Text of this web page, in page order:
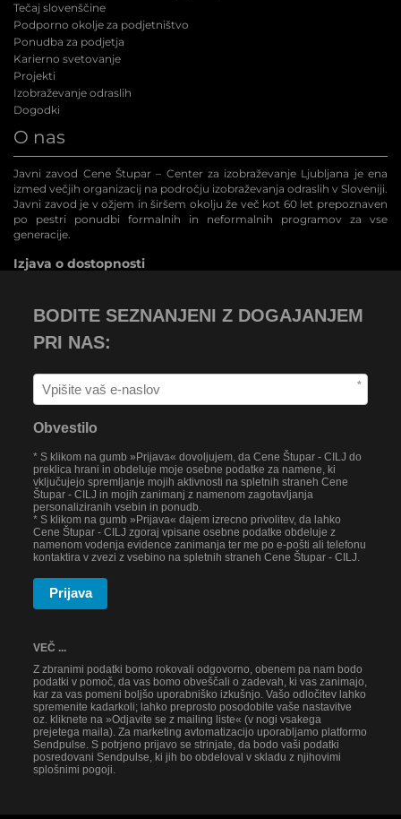
Tečaj slovenščine
Podporno okolje za podjetništvo
Ponudba za podjetja
Karierno svetovanje
Projekti
Izobraževanje odraslih
Dogodki
O nas
Javni zavod Cene Štupar – Center za izobraževanje Ljubljana je ena
izmed večjih organizacij na področju izobraževanja odraslih v Sloveniji.
Javni zavod je v ožjem in širšem okolju že več kot 60 let prepoznaven
po pestri ponudbi formalnih in neformalnih programov za vse
generacije.
Izjava o dostopnosti
BODITE SEZNANJENI Z DOGAJANJEM
PRI NAS:
*
Obvestilo
* S klikom na gumb »Prijava« dovoljujem, da Cene Štupar - CILJ do
preklica hrani in obdeluje moje osebne podatke za namene, ki
vključujejo spremljanje mojih aktivnosti na spletnih straneh Cene
Štupar - CILJ in mojih zanimanj z namenom zagotavljanja
personaliziranih vsebin in ponudb.
* S klikom na gumb »Prijava« dajem izrecno privolitev, da lahko
Cene Štupar - CILJ zgoraj vpisane osebne podatke obdeluje z
namenom vodenja evidence zanimanja ter me po e-pošti ali telefonu
kontaktira v zvezi z vsebino na spletnih straneh Cene Štupar - CILJ.
Prijava
VEČ ...
Z zbranimi podatki bomo rokovali odgovorno, obenem pa nam bodo
podatki v pomoč, da vas bomo obveščali o zadevah, ki vas zanimajo,
kar za vas pomeni boljšo uporabniško izkušnjo. Vašo odločitev lahko
spremenite kadarkoli; lahko preprosto posodobite vaše nastavitve
oz. kliknete na »Odjavite se z mailing liste« (v nogi vsakega
prejetega maila). Za marketing avtomatizacijo uporabljamo platformo
Sendpulse. S potrjeno prijavo se strinjate, da bodo vaši podatki
posredovani Sendpulse, ki jih bo obdeloval v skladu z njihovimi
splošnimi pogoji.